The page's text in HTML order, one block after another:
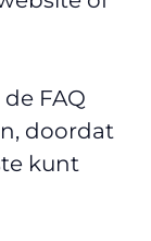
FAQ
doordat
kunt